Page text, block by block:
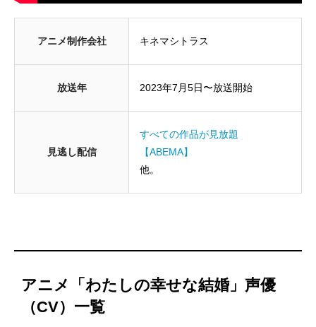
アニメ制作会社 キネマシトラス
放送年 2023年7月5日〜放送開始
見逃し配信
すべての作品が見放題
【ABEMA】
他。
アニメ「わたしの幸せな結婚」声優
（CV）一覧